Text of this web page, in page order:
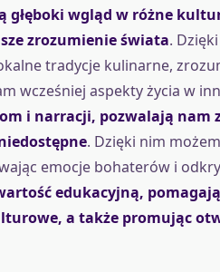
głęboki wgląd w różne
zrozumienie świata.
tradycje kulinarne,
wcześniej aspekty życia w
i narracji, pozwalają nam
. Dzięki nim
emocje bohaterów i
edukacyjną,
a także promując